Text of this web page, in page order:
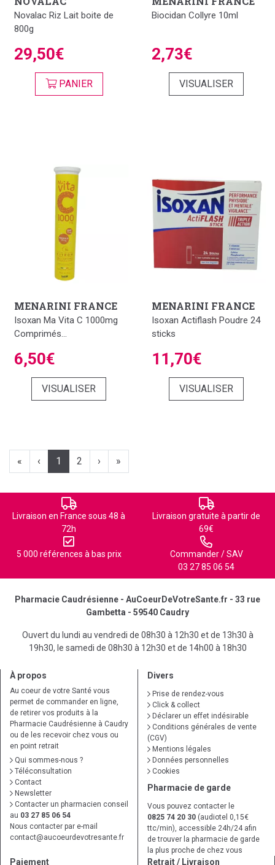
Novalac Riz Lait boite de
800g
29,50€
PANIER
Biocidan Collyre 10ml
2,73€
VISUALISER
MENARINI FRANCE
Isoxan Ma Vita C 1000mg
Comprimés...
6,50€
VISUALISER
MENARINI FRANCE
Isoxan Actiflash Poudre 24
sticks
11,70€
VISUALISER
« ‹ 1 2 › »
Livraison en France sous 48 à
72h
Livraison gratuite à partir de
69€
5 000 références à bas prix
Commander / SAV
03 27 85 06 54
Pharmacie Caudrésienne - AuCoeurDeVotreSante.fr - 33 rue
Gambetta - 59540 Caudry
Ouvert du lundi au vendredi de 08h30 à 12h30 et de 13h30 à
19h30, le samedi de 08h30 à 12h30 et de 14h00 à 18h30
À propos
Au coeur de votre Santé vous
permet de commander en ligne,
de retirer vos produits à la
Pharmacie Caudrésienne à Caudry
ou de les recevoir chez vous ou
en point retrait
Qui sommes-nous ?
Téléconsultation
Contact
Newsletter
Contacter un pharmacien conseil
au 03 27 85 06 54
Nous contacter par e-mail
contact@aucoeurdevotresante.fr
Divers
Prise de rendez-vous
Click & collect
Déclarer un effet indésirable
Conditions générales de vente
(CGV)
Mentions légales
Données personnelles
Cookies
Pharmacie de garde
Vous pouvez contacter le
0825 74 20 30 (audiotel 0,15€
ttc/min), accessible 24h/24 afin
de trouver la pharmacie de garde
la plus proche de chez vous
Paiement Retrait / Livraison